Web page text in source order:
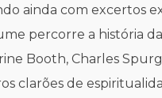
ainda com excertos
percorre a história
Booth, Charles
clarões de